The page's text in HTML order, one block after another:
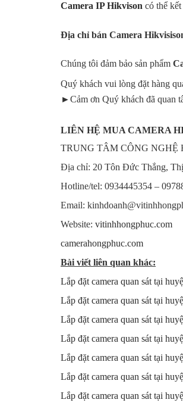
Camera IP Hikvison có thể
Địa chỉ bán Camera
Chúng tôi đảm bảo sản phẩm
Quý khách vui lòng đặt hàng
►Cảm ơn Quý khách đã quan
LIÊN HỆ MUA CAMERA
TRUNG TÂM CÔNG NGHỆ
Địa chỉ: 20 Tôn Đức Thắng,
Hotline/tel: 0934445354 –
Email:
Website: vitinhhongphuc.com
camerahongphuc.com
Bài viết liên quan khác:
Lắp đặt camera quan sát tại
Lắp đặt camera quan sát tại
Lắp đặt camera quan sát tại
Lắp đặt camera quan sát tại
Lắp đặt camera quan sát tại
Lắp đặt camera quan sát tại
Lắp đặt camera quan sát tại